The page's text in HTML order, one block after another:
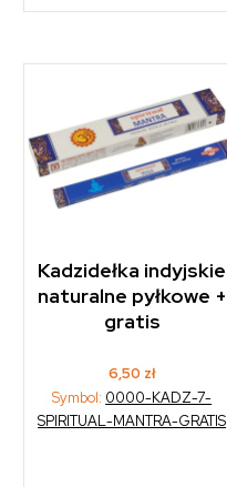
Kadzidełka indyjskie
naturalne pyłkowe +
gratis
6,50 zł
Symbol: 0000-KADZ-7-
SPIRITUAL-MANTRA-GRATIS